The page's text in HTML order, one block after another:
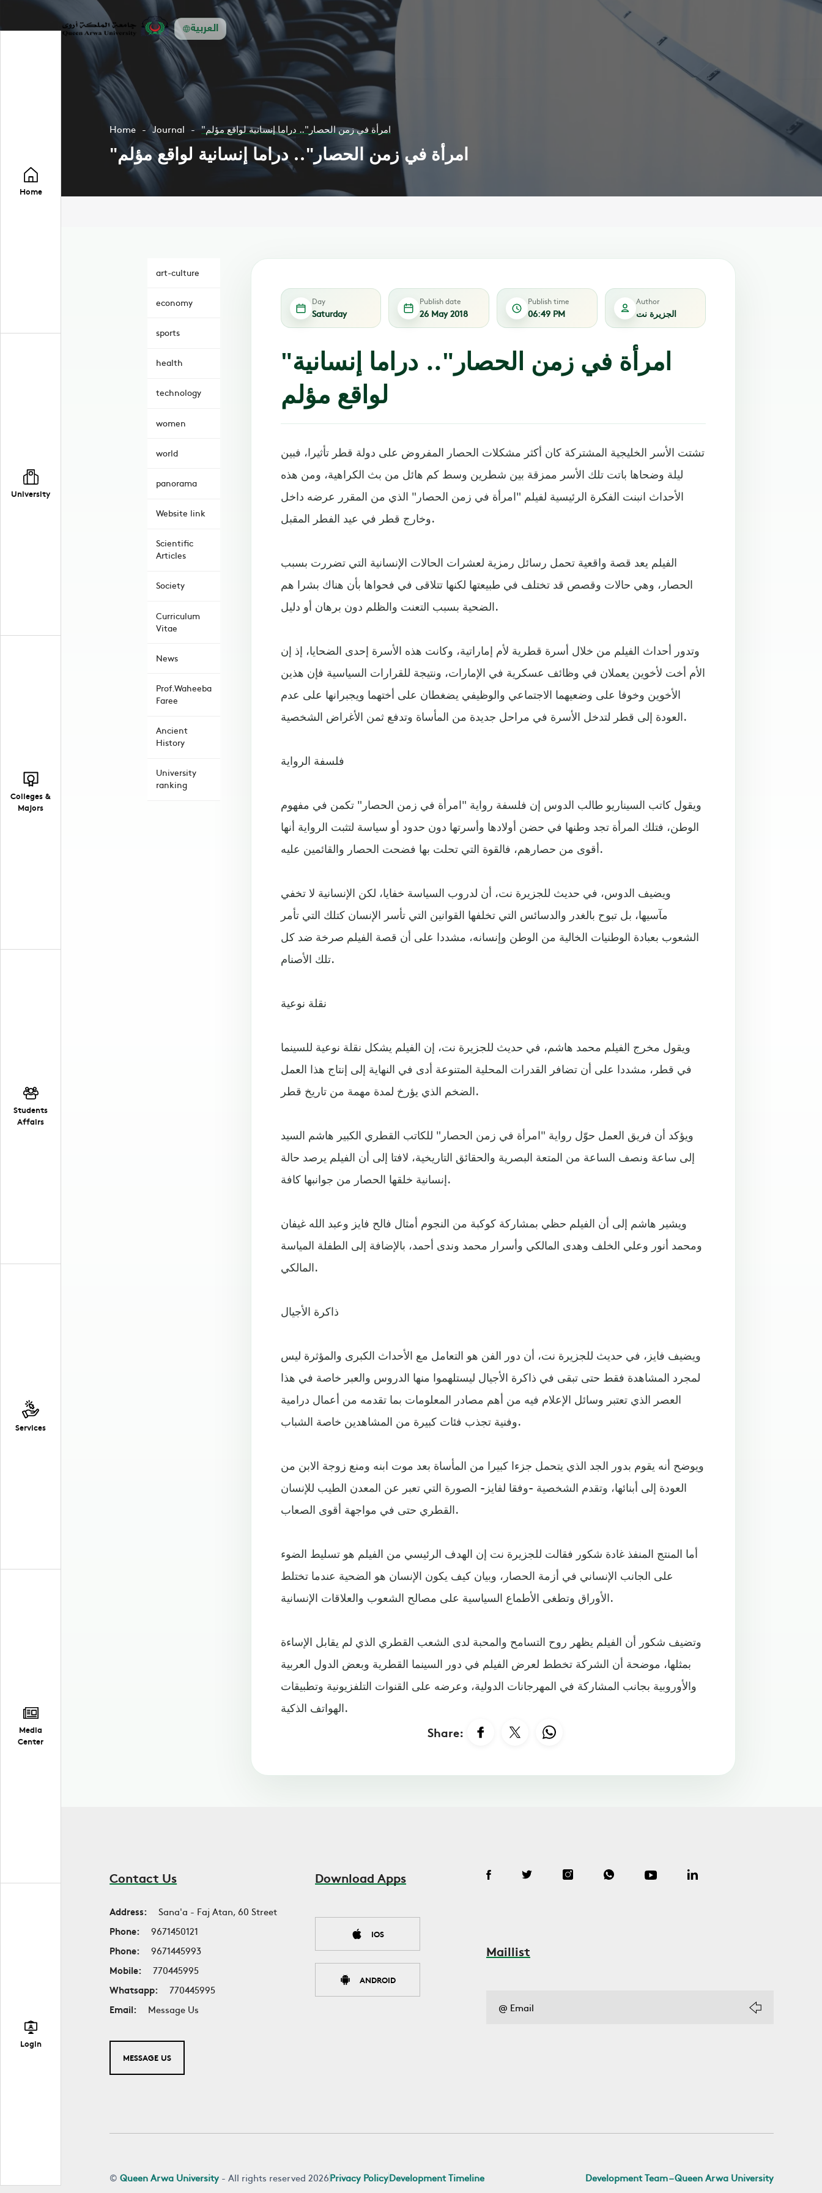
العربية
Home
University
Colleges &
Majors
Students
Affairs
Services
Media
Center
Login
Home Journal "امرأة في زمن الحصار".. دراما إنسانية لواقع مؤلم
"امرأة في زمن الحصار".. دراما إنسانية لواقع مؤلم
art-culture
economy
sports
health
technology
women
world
panorama
Website link
Scientific
Articles
Society
Curriculum
Vitae
News
Prof.Waheeba
Faree
Ancient
History
University
ranking
Day
Saturday
Publish date
26 May 2018
Publish time
06:49 PM
Author
الجزيرة نت
"امرأة في زمن الحصار".. دراما إنسانية
لواقع مؤلم
تشتت الأسر الخليجية المشتركة كان أكثر مشكلات الحصار المفروض على دولة قطر تأثيرا، فبين
ليلة وضحاها باتت تلك الأسر ممزقة بين شطرين وسط كم هائل من بث الكراهية، ومن هذه
الأحداث انبنت الفكرة الرئيسية لفيلم "امرأة في زمن الحصار" الذي من المقرر عرضه داخل
وخارج قطر في عيد الفطر المقبل.
الفيلم يعد قصة واقعية تحمل رسائل رمزية لعشرات الحالات الإنسانية التي تضررت بسبب
الحصار، وهي حالات وقصص قد تختلف في طبيعتها لكنها تتلاقى في فحواها بأن هناك بشرا هم
الضحية بسبب التعنت والظلم دون برهان أو دليل.
وتدور أحداث الفيلم من خلال أسرة قطرية لأم إماراتية، وكانت هذه الأسرة إحدى الضحايا، إذ إن
الأم أخت لأخوين يعملان في وظائف عسكرية في الإمارات، ونتيجة للقرارات السياسية فإن هذين
الأخوين وخوفا على وضعيهما الاجتماعي والوظيفي يضغطان على أختهما ويجبرانها على عدم
العودة إلى قطر لتدخل الأسرة في مراحل جديدة من المأساة وتدفع ثمن الأغراض الشخصية.
فلسفة الرواية
ويقول كاتب السيناريو طالب الدوس إن فلسفة رواية "امرأة في زمن الحصار" تكمن في مفهوم
الوطن، فتلك المرأة تجد وطنها في حضن أولادها وأسرتها دون حدود أو سياسة لتثبت الرواية أنها
أقوى من حصارهم، فالقوة التي تحلت بها فضحت الحصار والقائمين عليه.
ويضيف الدوس، في حديث للجزيرة نت، أن لدروب السياسة خفايا، لكن الإنسانية لا تخفي
مآسيها، بل تبوح بالغدر والدسائس التي تخلفها القوانين التي تأسر الإنسان كتلك التي تأمر
الشعوب بعبادة الوطنيات الخالية من الوطن وإنسانه، مشددا على أن قصة الفيلم صرخة ضد كل
تلك الأصنام.
نقلة نوعية
ويقول مخرج الفيلم محمد هاشم، في حديث للجزيرة نت، إن الفيلم يشكل نقلة نوعية للسينما
في قطر، مشددا على أن تضافر القدرات المحلية المتنوعة أدى في النهاية إلى إنتاج هذا العمل
الضخم الذي يؤرخ لمدة مهمة من تاريخ قطر.
ويؤكد أن فريق العمل حوّل رواية "امرأة في زمن الحصار" للكاتب القطري الكبير هاشم السيد
إلى ساعة ونصف الساعة من المتعة البصرية والحقائق التاريخية، لافتا إلى أن الفيلم يرصد حالة
إنسانية خلقها الحصار من جوانبها كافة.
ويشير هاشم إلى أن الفيلم حظي بمشاركة كوكبة من النجوم أمثال فالح فايز وعبد الله غيفان
ومحمد أنور وعلي الخلف وهدى المالكي وأسرار محمد وندى أحمد، بالإضافة إلى الطفلة المياسة
المالكي.
ذاكرة الأجيال
ويضيف فايز، في حديث للجزيرة نت، أن دور الفن هو التعامل مع الأحداث الكبرى والمؤثرة ليس
لمجرد المشاهدة فقط حتى تبقى في ذاكرة الأجيال ليستلهموا منها الدروس والعبر خاصة في هذا
العصر الذي تعتبر وسائل الإعلام فيه من أهم مصادر المعلومات بما تقدمه من أعمال درامية
وفنية تجذب فئات كبيرة من المشاهدين خاصة الشباب.
ويوضح أنه يقوم بدور الجد الذي يتحمل جزءا كبيرا من المأساة بعد موت ابنه ومنع زوجة الابن من
العودة إلى أبنائها، وتقدم الشخصية -وفقا لفايز- الصورة التي تعبر عن المعدن الطيب للإنسان
القطري حتى في مواجهة أقوى الصعاب.
أما المنتج المنفذ غادة شكور فقالت للجزيرة نت إن الهدف الرئيسي من الفيلم هو تسليط الضوء
على الجانب الإنساني في أزمة الحصار، وبيان كيف يكون الإنسان هو الضحية عندما تختلط
الأوراق وتطغى الأطماع السياسية على مصالح الشعوب والعلاقات الإنسانية.
وتضيف شكور أن الفيلم يظهر روح التسامح والمحبة لدى الشعب القطري الذي لم يقابل الإساءة
بمثلها، موضحة أن الشركة تخطط لعرض الفيلم في دور السينما القطرية وبعض الدول العربية
والأوروبية بجانب المشاركة في المهرجانات الدولية، وعرضه على القنوات التلفزيونية وتطبيقات
الهواتف الذكية.
Share:
Contact Us
Address:
Sana'a - Faj Atan, 60 Street
Phone:
9671450121
Phone:
9671445993
Mobile:
770445995
Whatsapp:
770445995
Email:
Message Us
MESSAGE US
Download Apps
IOS
ANDROID
Maillist
©Queen Arwa University - All rights reserved 2026Privacy PolicyDevelopment Timeline Development Team – Queen Arwa University